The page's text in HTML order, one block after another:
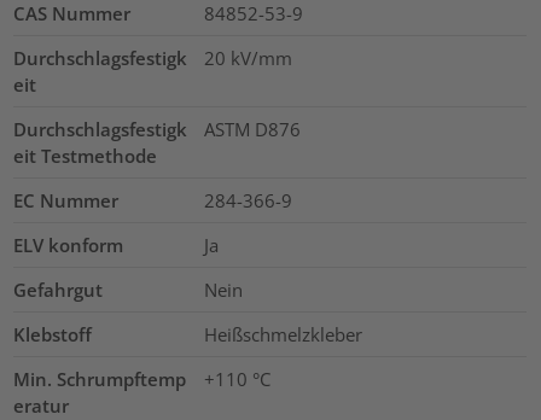
CAS Nummer
84852-53-9
Durchschlagsfestigk
eit
20 kV/mm
Durchschlagsfestigk
eit Testmethode
ASTM D876
EC Nummer
284-366-9
ELV konform
Ja
Gefahrgut
Nein
Klebstoff
Heißschmelzkleber
Min. Schrumpftemp
eratur
+110 °C